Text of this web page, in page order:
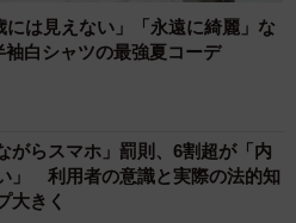
は見えない」「永遠に綺麗」な
白シャツの最強夏コーデ
がらスマホ」罰則、6割超が「内
」 利用者の意識と実際の法的知
大きく